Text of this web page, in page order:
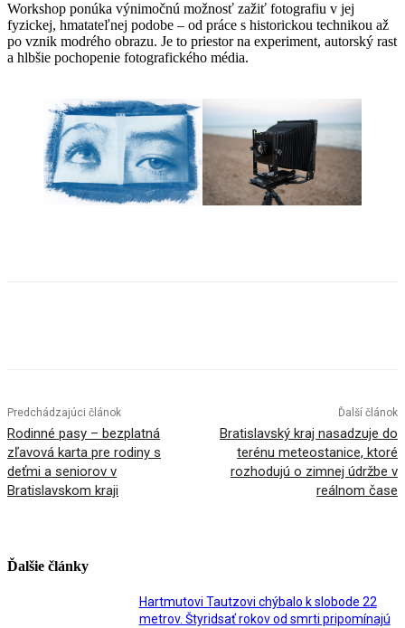
Workshop ponúka výnimočnú možnosť zažiť fotografiu v jej
fyzickej, hmatateľnej podobe – od práce s historickou technikou až
po vznik modrého obrazu. Je to priestor na experiment, autorský rast
a hlbšie pochopenie fotografického média.
Predchádzajúci článok
Rodinné pasy – bezplatná
zľavová karta pre rodiny s
deťmi a seniorov v
Bratislavskom kraji
Ďalší článok
Bratislavský kraj nasadzuje do
terénu meteostanice, ktoré
rozhodujú o zimnej údržbe v
reálnom čase
Ďalšie články
Hartmutovi Tautzovi chýbalo k slobode 22
metrov. Štyridsať rokov od smrti pripomínajú